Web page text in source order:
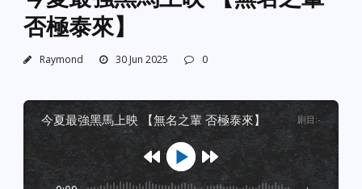
否極泰來】
Raymond 30 Jun 2025 0
今夏最強黑馬上映 【無名之輩 否極泰來】 剧目 :-